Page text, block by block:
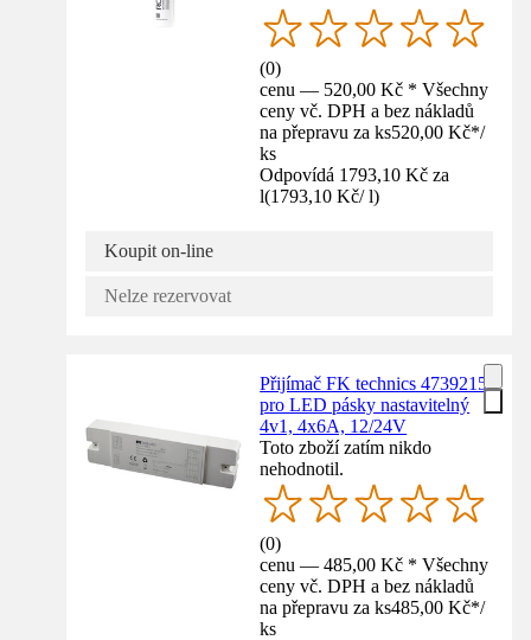
(0)
cenu — 520,00 Kč * Všechny
ceny vč. DPH a bez nákladů
na přepravu za ks520,00 Kč*/
ks
Odpovídá 1793,10 Kč za
l(1793,10 Kč/ l)
Koupit on-line
Nelze rezervovat
Přijímač FK technics 4739215
pro LED pásky nastavitelný
4v1, 4x6A, 12/24V
Toto zboží zatím nikdo
nehodnotil.
(0)
cenu — 485,00 Kč * Všechny
ceny vč. DPH a bez nákladů
na přepravu za ks485,00 Kč*/
ks